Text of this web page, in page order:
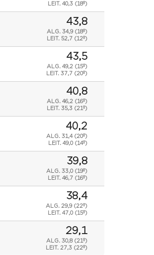
LEIT. 40,3 (18º)
43,8
ALG. 34,9 (18º)
LEIT. 52,7 (12º)
43,5
ALG. 49,2 (15º)
LEIT. 37,7 (20º)
40,8
ALG. 46,2 (16º)
LEIT. 35,3 (21º)
40,2
ALG. 31,4 (20º)
LEIT. 49,0 (14º)
39,8
ALG. 33,0 (19º)
LEIT. 46,7 (16º)
38,4
ALG. 29,9 (22º)
LEIT. 47,0 (15º)
29,1
ALG. 30,8 (21º)
LEIT. 27,3 (22º)